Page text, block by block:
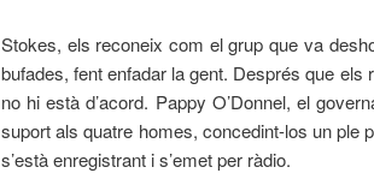
Stokes, els reconeix com el grup que va
bufades, fent enfadar la gent. Després que
no hi està d’acord. Pappy O’Donnel, el
suport als quatre homes, concedint-los un ple
s’està enregistrant i s’emet per ràdio.